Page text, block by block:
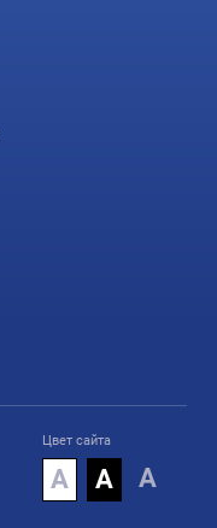
Цвет сайта
А А А